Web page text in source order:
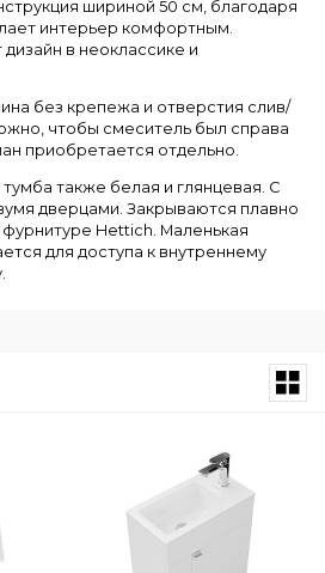
шириной 50 см, благодаря
интерьер комфортным.
в неоклассике и
без крепежа и отверстия слив/
чтобы смеситель был справа
приобретается отдельно.
также белая и глянцевая. С
дверцами. Закрываются плавно
Hettich. Маленькая
для доступа к внутреннему